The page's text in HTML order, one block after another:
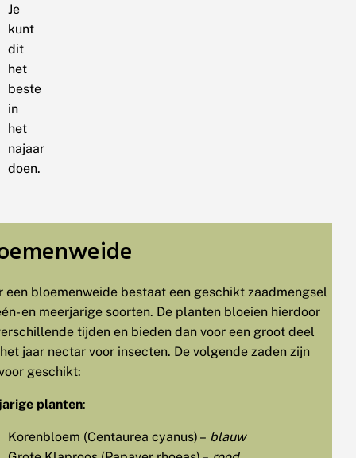
Je
kunt
dit
het
beste
in
het
najaar
doen.
een bloemenweide bestaat een geschikt zaadmengsel
en meerjarige soorten. De planten bloeien hierdoor
tijden en bieden dan voor een groot deel
jaar nectar voor insecten. De volgende zaden zijn
geschikt:
planten:
Korenbloem (Centaurea cyanus) – blauw